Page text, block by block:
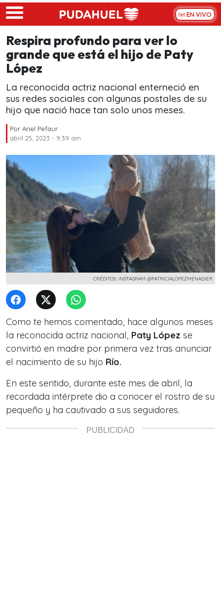
Skip to main content
EN VIVO
Respira profundo para ver lo
grande que está el hijo de Paty
López
La reconocida actriz nacional enterneció en
sus redes sociales con algunas postales de su
hijo que nació hace tan solo unos meses.
Por Ariel Pefaur
abril 25, 2023 - 9:39 am
CRÉDITOS: INSTAGRAM @PATRICIALOPEZMENADIER
Como te hemos comentado, hace algunos meses
la reconocida actriz nacional, Paty López se
convirtió en madre por primera vez tras anunciar
el nacimiento de su hijo Río.
En este sentido, durante este mes de abril, la
recordada intérprete dio a conocer el rostro de su
pequeño y ha cautivado a sus seguidores.